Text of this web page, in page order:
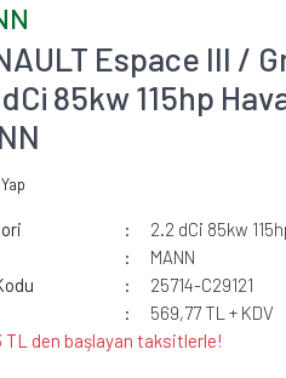
Espace III /
85kw 115hp
2.2 dCi 85kw
MANN
25714-C29121
569,77 TL + KDV
TL den başlayan taksitlerle!